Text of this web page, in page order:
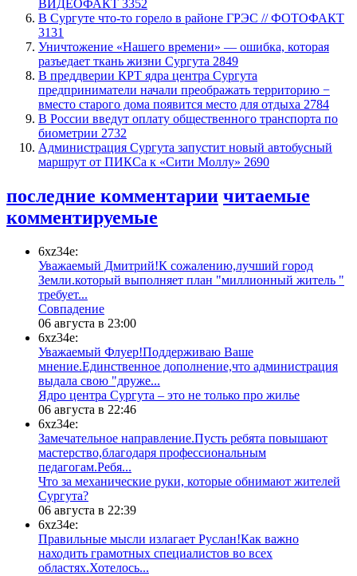
ВИДЕОФАКТ 3352
​В Сургуте что-то горело в районе ГРЭС // ФОТОФАКТ
3131
​Уничтожение «Нашего времени» — ошибка, которая
разъедает ткань жизни Сургута 2849
​В преддверии КРТ ядра центра Сургута
предприниматели начали преображать территорию −
вместо старого дома появится место для отдыха 2784
В России введут оплату общественного транспорта по
биометрии 2732
​Администрация Сургута запустит новый автобусный
маршрут от ПИКСа к «Сити Моллу» 2690
последние комментарии читаемые
комментируемые
6xz34e:
Уважаемый Дмитрий!К сожалению,лучший город
Земли.который выполняет план "миллионный житель "
требует...
​Совпадение
06 августа в 23:00
6xz34e:
Уважаемый Флуер!Поддерживаю Ваше
мнение.Единственное дополнение,что администрация
выдала свою "друже...
​Ядро центра Сургута ‒ это не только про жилье
06 августа в 22:46
6xz34e:
Замечательное направление.Пусть ребята повышают
мастерство,благодаря профессиональным
педагогам.Ребя...
​Что за механические руки, которые обнимают жителей
Сургута?
06 августа в 22:39
6xz34e:
Правильные мысли излагает Руслан!Как важно
находить грамотных специалистов во всех
областях.Хотелось...